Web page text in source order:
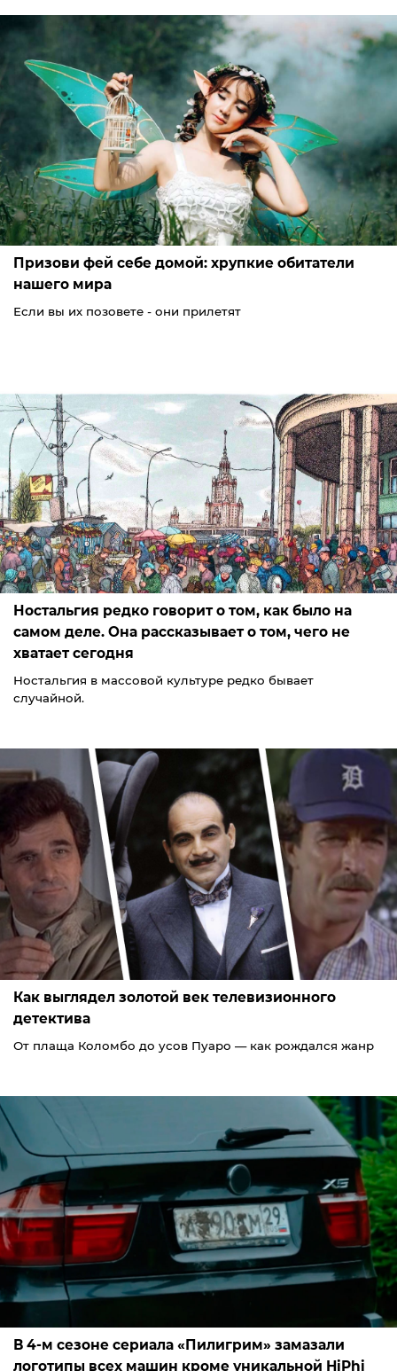
Призови фей себе домой: хрупкие обитатели
нашего мира
Если вы их позовете - они прилетят
Ностальгия редко говорит о том, как было на
самом деле. Она рассказывает о том, чего не
хватает сегодня
Ностальгия в массовой культуре редко бывает
случайной.
Как выглядел золотой век телевизионного
детектива
От плаща Коломбо до усов Пуаро — как рождался жанр
В 4-м сезоне сериала «Пилигрим» замазали
логотипы всех машин кроме уникальной HiPhi